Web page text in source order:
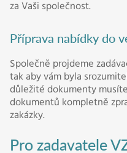
za Vaši společnost.
Příprava nabídky do
Společně projdeme
tak aby vám byla
důležité dokumenty
dokumentů kompletně
zakázky.
Pro zadavatele